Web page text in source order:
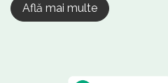
Află mai multe